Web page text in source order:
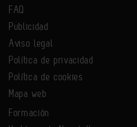
FAQ
Publicidad
Aviso legal
Política de privacidad
Política de cookies
Mapa web
Formación